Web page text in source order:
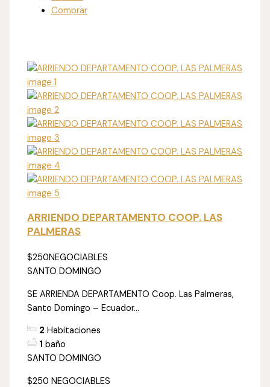
Comprar
ARRIENDO DEPARTAMENTO COOP. LAS
PALMERAS
$250NEGOCIABLES
SANTO DOMINGO
SE ARRIENDA DEPARTAMENTO Coop. Las Palmeras,
Santo Domingo – Ecuador...
2 Habitaciones
1 baño
SANTO DOMINGO
$250 NEGOCIABLES